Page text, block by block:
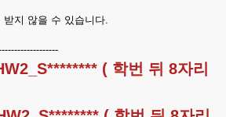
지 않을 수 있습니다.
( 학번 뒤 8자리